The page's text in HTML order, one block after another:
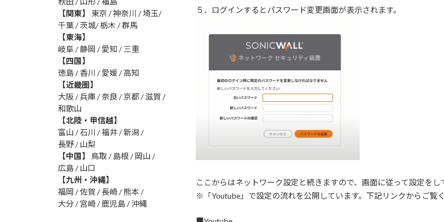
５．ログインするとパスワード変更画面が表示されます。
ここからはネットワーク設定と続きますので、画面に従って設定をし
※「Youtube」で設定の流れを公開しています。下記リンクからご覧く
【関東】
東京 / 神奈川 / 埼玉/
千葉 / 茨城/ 栃木 / 群馬
【東海】
岐阜 / 静岡 / 愛知 / 三重
【四国】
徳島 / 香川 / 愛媛 / 高知
【近畿圏】
大阪 / 兵庫 / 奈良 / 京都 / 滋賀 /
和歌山
【北陸・甲信越】
富山 / 石川 / 福井 / 新潟 /
長野 / 山梨
【中国】
鳥取 / 島根 / 岡山 /
広島 / 山口
【九州・沖縄】
福岡 / 佐賀 / 長崎 / 熊本 /
大分 / 宮崎 / 鹿児島 / 沖縄